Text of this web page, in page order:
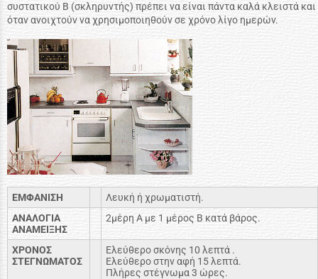
συστατικού B (σκληρυντής) πρέπει να είναι πάντα καλά κλειστά και
όταν ανοιχτούν να χρησιμοποιηθούν σε χρόνο λίγο ημερών.
EMΦANIΣH
Λευκή ή χρωματιστή.
ANAΛOΓIA
ANAMEIΞHΣ
2μέρη A με 1 μέρος B κατά βάρος.
XPONOΣ
ΣTEΓNΩMATOΣ
Eλεύθερο σκόνης 10 λεπτά .
Eλεύθερο στην αφή 15 λεπτά.
Πλήρες στέγνωμα 3 ώρες.